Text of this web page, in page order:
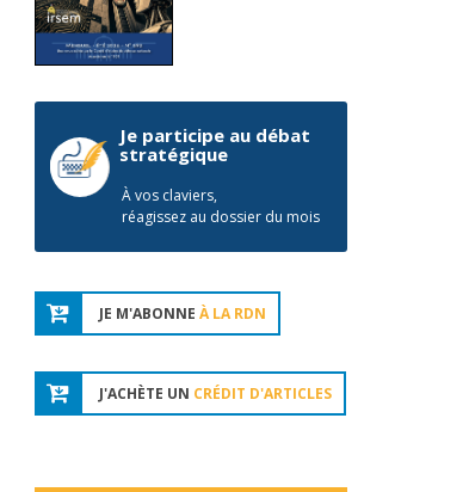
Je participe au débat
stratégique
À vos claviers,
réagissez au dossier du mois
JE M'ABONNE À LA RDN
J'ACHÈTE UN CRÉDIT D'ARTICLES